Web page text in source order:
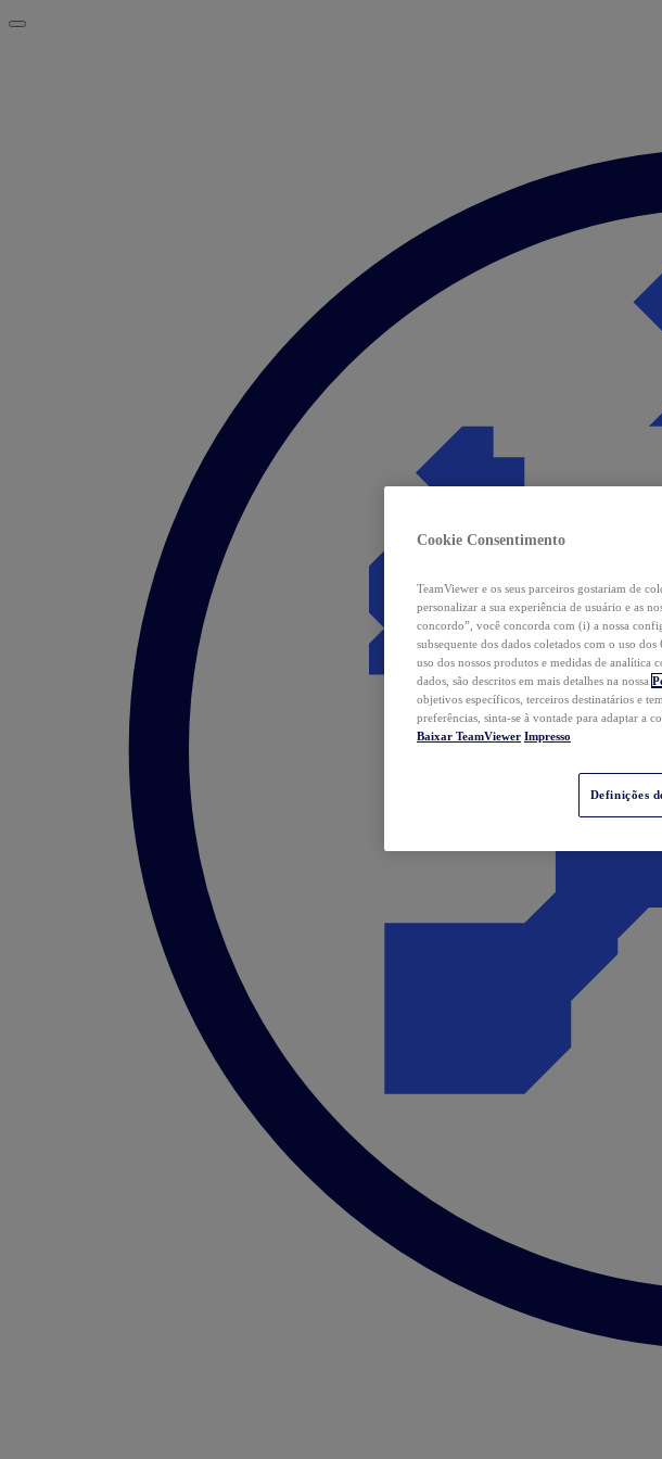
Cookie Consentimento
TeamViewer e os seus parceiros gostariam de
personalizar a sua experiência de usuário e as
concordo”, você concorda com (i) a nossa
subsequente dos dados coletados com o uso
uso dos nossos produtos e medidas de analítica
dados, são descritos em mais detalhes na nossa
objetivos específicos, terceiros destinatários e
preferências, sinta-se à vontade para adaptar a
Baixar TeamViewer Impresso
Definições